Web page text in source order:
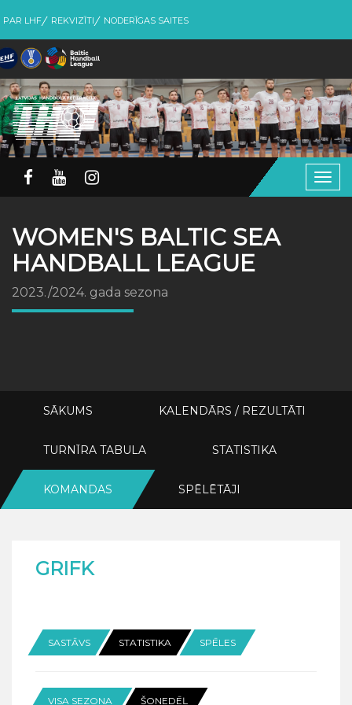
PAR LHF REKVIZĪTI NODERĪGAS SAITES
WOMEN'S BALTIC SEA
HANDBALL LEAGUE
2023./2024. gada sezona
SĀKUMS KALENDĀRS / REZULTĀTI
TURNĪRA TABULA STATISTIKA
KOMANDAS SPĒLĒTĀJI
GRIFK
SASTĀVS STATISTIKA SPĒLES
VISA SEZONA ŠONEDĒĻ